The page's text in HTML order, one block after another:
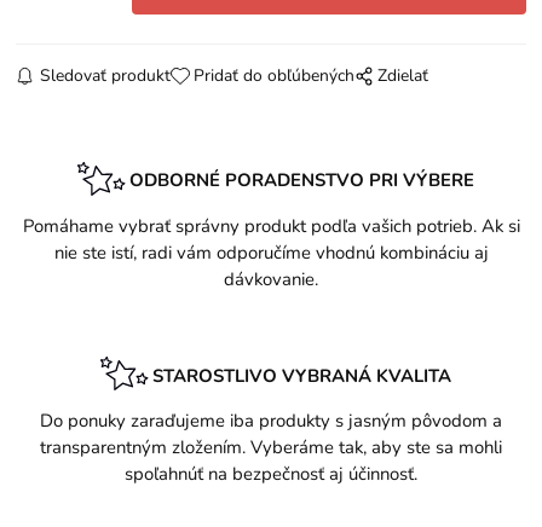
Sledovať produkt Pridať do obľúbených Zdielať
ODBORNÉ PORADENSTVO PRI VÝBERE
Pomáhame vybrať správny produkt podľa vašich potrieb. Ak si
nie ste istí, radi vám odporučíme vhodnú kombináciu aj
dávkovanie.
STAROSTLIVO VYBRANÁ KVALITA
Do ponuky zaraďujeme iba produkty s jasným pôvodom a
transparentným zložením. Vyberáme tak, aby ste sa mohli
spoľahnúť na bezpečnosť aj účinnosť.